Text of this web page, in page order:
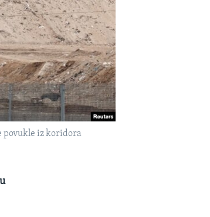
povukle iz koridora